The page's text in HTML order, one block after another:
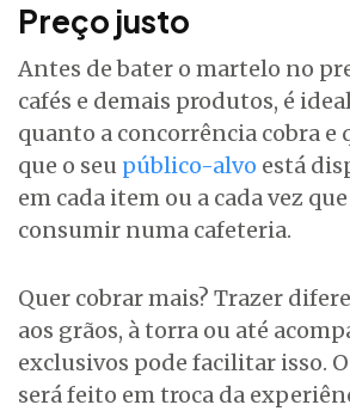
Preço justo
Antes de bater o martelo no
cafés e demais produtos, é
quanto a concorrência cobra e
que o seu público-alvo está
em cada item ou a cada vez
consumir numa cafeteria.
Quer cobrar mais? Trazer
aos grãos, à torra ou até
exclusivos pode facilitar isso.
será feito em troca da